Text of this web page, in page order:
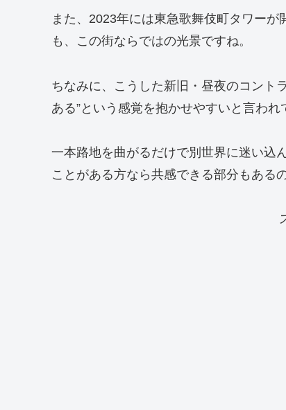
また、2023年には東急歌舞伎町タワー
も、この街ならではの光景ですね。
ちなみに、こうした新旧・昼夜のコント
ある”という感覚を抱かせやすいと言われ
一本路地を曲がるだけで別世界に迷い込
ことがある方なら共感できる部分もある